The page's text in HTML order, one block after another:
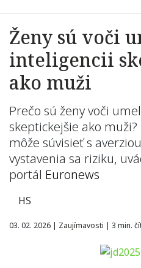
Ženy sú voči
inteligencii
ako muži
Prečo sú ženy voči
skeptickejšie ako
môže súvisieť s
vystavenia sa riziku,
portál Euronews
HS
03. 02. 2026 | Zaujímavosti | 3 min.